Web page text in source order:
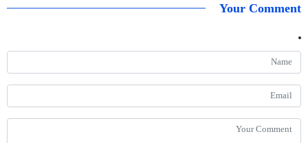
Your Comment